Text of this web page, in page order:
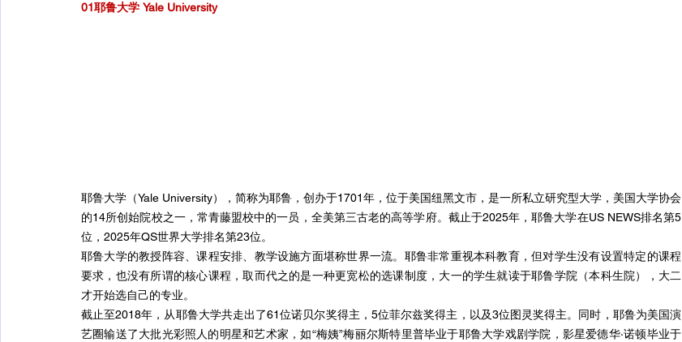
01耶鲁大学 Yale University
耶鲁大学（Yale University），简称为耶鲁，创办于1701年，位于美国纽黑文市，是一所私立研究型大学，美国大学协会
的14所创始院校之一，常青藤盟校中的一员，全美第三古老的高等学府。截止于2025年，耶鲁大学在US NEWS排名第5
位，2025年QS世界大学排名第23位。
耶鲁大学的教授阵容、课程安排、教学设施方面堪称世界一流。耶鲁非常重视本科教育，但对学生没有设置特定的课程
要求，也没有所谓的核心课程，取而代之的是一种更宽松的选课制度，大一的学生就读于耶鲁学院（本科生院），大二
才开始选自己的专业。
截止至2018年，从耶鲁大学共走出了61位诺贝尔奖得主，5位菲尔兹奖得主，以及3位图灵奖得主。同时，耶鲁为美国演
艺圈输送了大批光彩照人的明星和艺术家，如“梅姨”梅丽尔斯特里普毕业于耶鲁大学戏剧学院，影星爱德华·诺顿毕业于